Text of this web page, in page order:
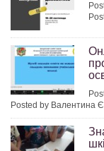
Posted by Валентина